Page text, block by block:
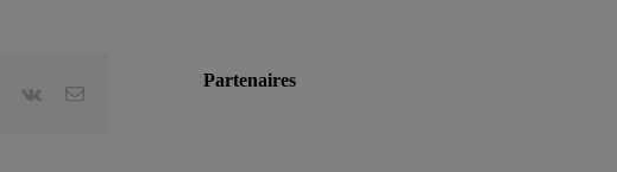
Pinterest
Vk Email
Partenaires